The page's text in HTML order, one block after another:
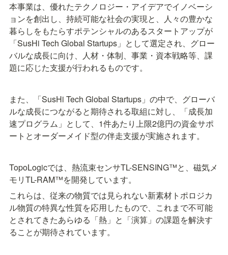
本事業は、優れたテクノロジー・アイデアでイノベーシ
ョンを創出し、持続可能な社会の実現と、人々の豊かな
暮らしをもたらすポテンシャルのあるスタートアップが
「SusHi Tech Global Startups」として選定され、グロー
バルな成長に向け、人材・体制、事業・資本戦略等、課
題に応じた支援が行われるものです。
また、「SusHi Tech Global Startups」の中で、グローバ
ルな成長につながると期待される取組に対し、「成長加
速プログラム」として、1件あたり上限2億円の資金サポ
ートとオーダーメイド型の伴走支援が実施されます。
TopoLogicでは、熱流束センサTL-SENSING™と、磁気メ
モリTL-RAM™を開発しています。
これらは、従来の物質では見られない新素材トポロジカ
ル物質の特異な性質を応用したもので、これまで不可能
とされてきたあらゆる「熱」と「演算」の課題を解決す
ることが期待されています。